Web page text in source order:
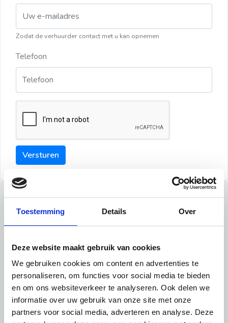
Toestemming Details Over
Deze website maakt gebruik van cookies
We gebruiken cookies om content en advertenties te
personaliseren, om functies voor social media te bieden
en om ons websiteverkeer te analyseren. Ook delen we
informatie over uw gebruik van onze site met onze
partners voor social media, adverteren en analyse. Deze
Zodat de verhuurder contact met u kan opnemen
Telefoon
Versturen
Tips
Tip 1:
Schrijf een duidelijke introductie en geef de volgende
informatie mee:
Ben je student, werkachtig of werkzoekend